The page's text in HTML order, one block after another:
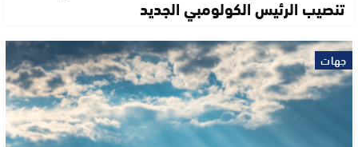
تنصيب الرئيس الكولومبي الجديد
جهات